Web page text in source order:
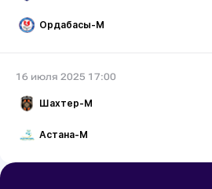
Ордабасы-М
16 июля 2025 17:00
Шахтер-М
Астана-М